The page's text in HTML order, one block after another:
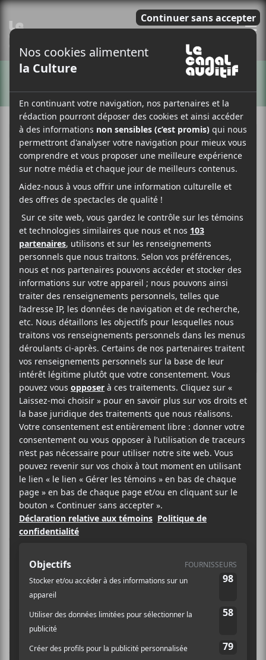
Geneviève Legault
FOLK FRANCOPHONE POP
SITE WEB >
BIO
Geneviève Legault
début des années 2000. Après des succès au milieu des
années 2000, elle a pris une pause de dix ans sans
jamais avoir lancé un album. Pendant ce temps, elle a
été derrière la salle Le Téléphone Rouge à Sherbrooke.
Elle a lancé son premier album,
en 2019.